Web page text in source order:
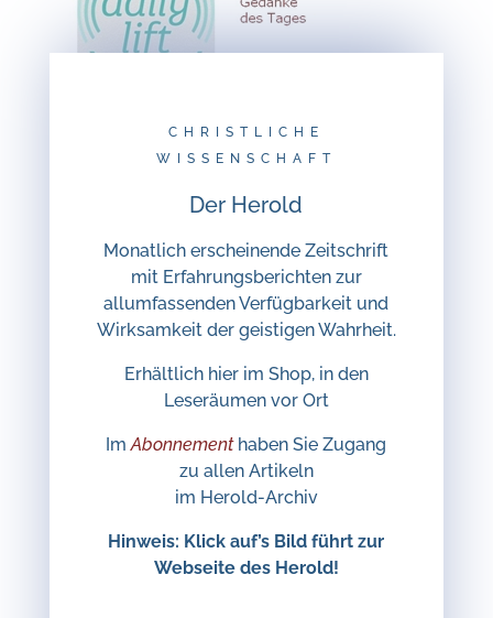
CHRISTLICHE
WISSENSCHAFT
Der Herold
Monatlich erscheinende Zeitschrift
mit Erfahrungsberichten zur
allumfassenden Verfügbarkeit und
Wirksamkeit der geistigen Wahrheit.
Erhältlich hier im Shop, in den
Leseräumen vor Ort
ImAbonnementhaben Sie Zugang
zu allen Artikeln
im Herold-Archiv
Hinweis: Klick auf’s Bild führt zur
Webseite des Herold!